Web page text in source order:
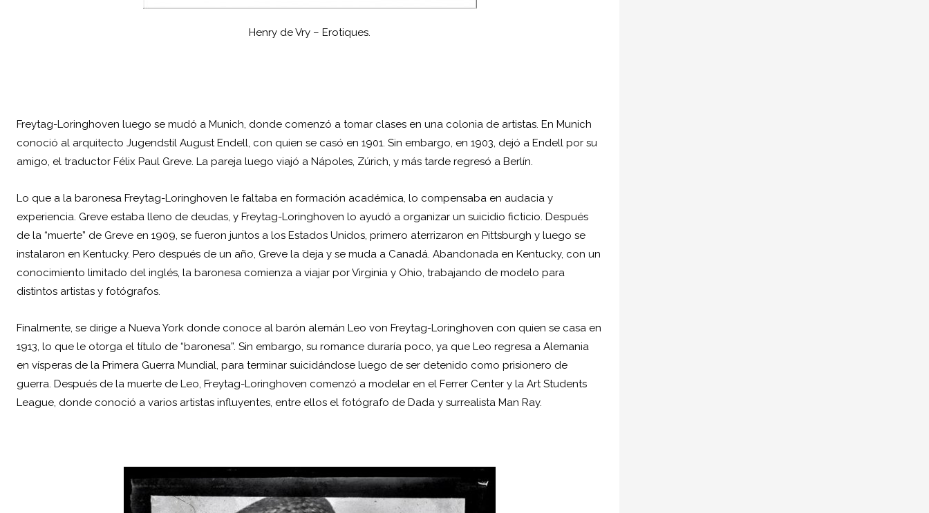
Henry de Vry – Erotiques.
Freytag-Loringhoven luego se mudó a Munich, donde comenzó a tomar clases en una colonia de artistas. En Munich
conoció al arquitecto Jugendstil August Endell, con quien se casó en 1901. Sin embargo, en 1903, dejó a Endell por su
amigo, el traductor Félix Paul Greve. La pareja luego viajó a Nápoles, Zúrich, y más tarde regresó a Berlín.
Lo que a la baronesa Freytag-Loringhoven le faltaba en formación académica, lo compensaba en audacia y
experiencia. Greve estaba lleno de deudas, y Freytag-Loringhoven lo ayudó a organizar un suicidio ficticio. Después
de la “muerte” de Greve en 1909, se fueron juntos a los Estados Unidos, primero aterrizaron en Pittsburgh y luego se
instalaron en Kentucky. Pero después de un año, Greve la deja y se muda a Canadá. Abandonada en Kentucky, con un
conocimiento limitado del inglés, la baronesa comienza a viajar por Virginia y Ohio, trabajando de modelo para
distintos artistas y fotógrafos.
Finalmente, se dirige a Nueva York donde conoce al barón alemán Leo von Freytag-Loringhoven con quien se casa en
1913, lo que le otorga el título de “baronesa”. Sin embargo, su romance duraría poco, ya que Leo regresa a Alemania
en vísperas de la Primera Guerra Mundial, para terminar suicidándose luego de ser detenido como prisionero de
guerra. Después de la muerte de Leo, Freytag-Loringhoven comenzó a modelar en el Ferrer Center y la Art Students
League, donde conoció a varios artistas influyentes, entre ellos el fotógrafo de Dada y surrealista Man Ray.